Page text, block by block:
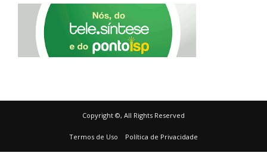
Copyright ©, All Rights Reserved
Termos de Uso Política de Privacidade